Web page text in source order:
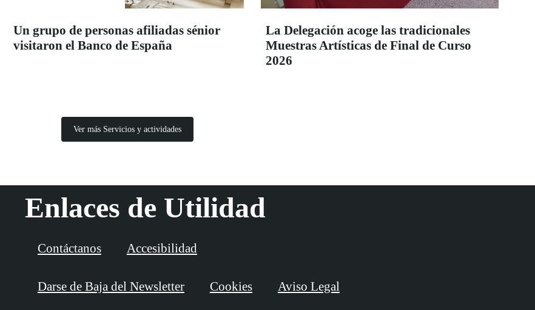
Un grupo de personas afiliadas sénior
visitaron el Banco de España
La Delegación acoge las tradicionales
Muestras Artísticas de Final de Curso
2026
Ver más Servicios y actividades
Enlaces de Utilidad
Contáctanos Accesibilidad
Darse de Baja del Newsletter Cookies Aviso Legal